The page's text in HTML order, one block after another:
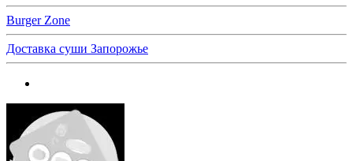
Burger Zone
Доставка суши Запорожье